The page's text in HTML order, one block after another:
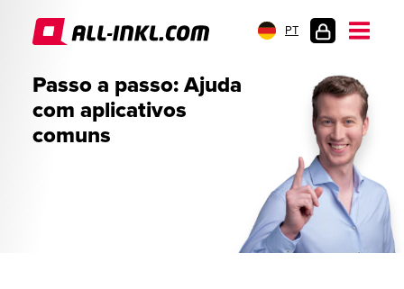
PT
DO
CLIENTE
Passo a passo: Ajuda
com aplicativos
comuns